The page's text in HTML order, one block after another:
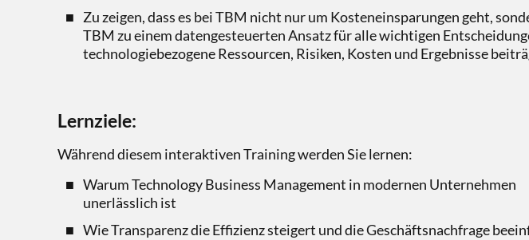
Zu zeigen, dass es bei TBM nicht nur um Kosteneinsparungen geht,
TBM zu einem datengesteuerten Ansatz für alle wichtigen
technologiebezogene Ressourcen, Risiken, Kosten und Ergebnisse
Lernziele:
Während diesem interaktiven Training werden Sie lernen:
Warum Technology Business Management in modernen Unternehmen
unerlässlich ist
Wie Transparenz die Effizienz steigert und die Geschäftsnachfrage